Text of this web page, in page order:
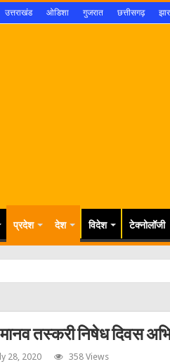
उत्तराखंड ओडिशा गुजरात छत्तीसगढ़
प्रदेश देश विदेश टेक्नोलॉजी
तस्करी निषेध दिवस
28, 2020 358 Views